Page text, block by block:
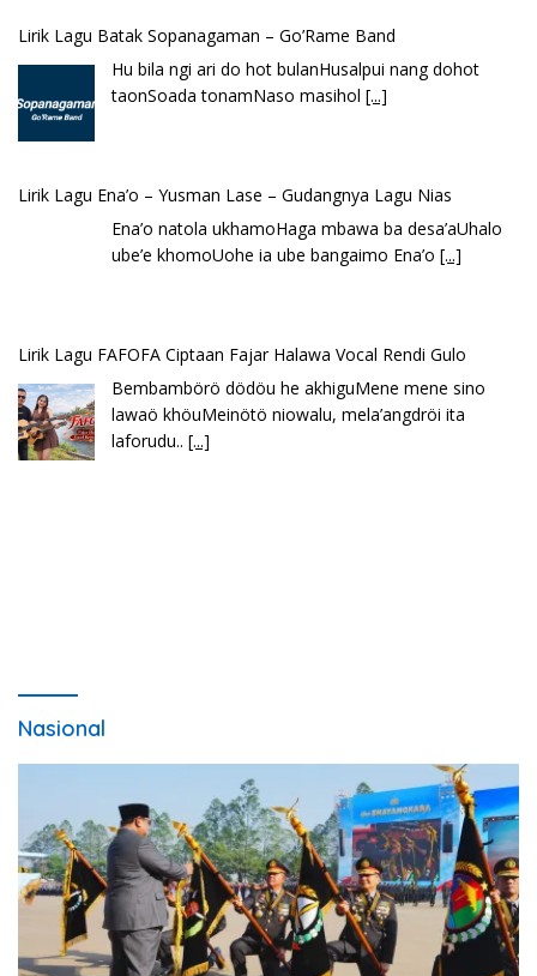
Lirik Lagu Batak Sopanagaman – Go’Rame Band
Hu bila ngi ari do hot bulanHusalpui nang dohot
taonSoada tonamNaso masihol [...]
Lirik Lagu Ena’o – Yusman Lase – Gudangnya Lagu Nias
Ena’o natola ukhamoHaga mbawa ba desa’aUhalo
ube’e khomoUohe ia ube bangaimo Ena’o [...]
Lirik Lagu FAFOFA Ciptaan Fajar Halawa Vocal Rendi Gulo
Bembambörö dödöu he akhiguMene mene sino
lawaö khöuMeinötö niowalu, mela’angdröi ita
laforudu.. [...]
Nasional